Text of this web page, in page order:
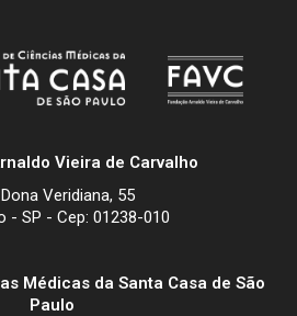
Vieira de Carvalho
Veridiana, 55
- SP - Cep: 01238-010
Médicas da Santa Casa de São
Paulo